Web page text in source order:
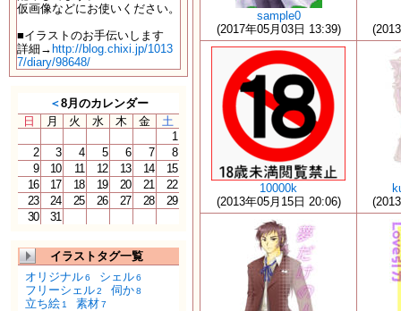
仮画像などにお使いください。
■イラストのお手伝いします
詳細→ http://blog.chixi.jp/1013
7/diary/98648/
＜8月のカレンダー
日
月 火 水 木 金
土
1
2
3 4 5 6 7
8
9
10 11 12 13 14
15
16
17 18 19 20 21
22
23
24 25 26 27 28
29
30
31
イラストタグ一覧
オリジナル6 シェル6
フリーシェル2 伺か8
立ち絵 1 素材7
sample0
(2017年05月03日 13:39)
10000k
(2013年05月15日 20:06)